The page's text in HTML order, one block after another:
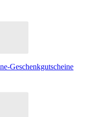
Geschenkgutscheine